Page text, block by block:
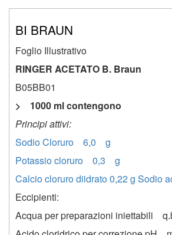
BI BRAUN
Foglio Illustrativo
RINGER ACETATO B. Braun
B05BB01
> 1000 ml contengono
Principi attivi:
Sodio Cloruro 6,0 g
Potassio cloruro 0,3 g
Calcio cloruro diidrato 0,22 g
Eccipienti:
Acqua per preparazioni iniettabili